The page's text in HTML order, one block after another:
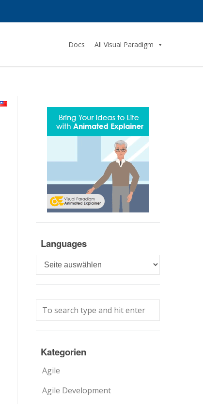
Docs All Visual Paradigm
Languages
Languages
Kategorien
Agile
Agile Development